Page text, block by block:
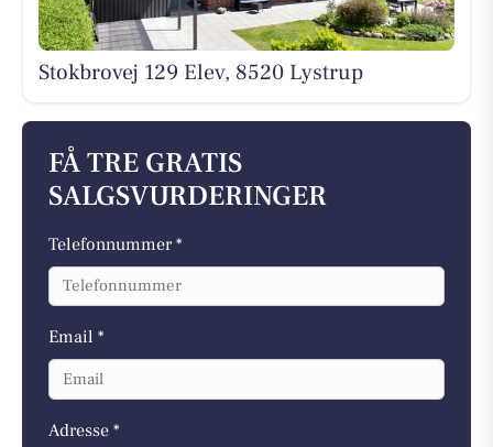
Stokbrovej 129 Elev, 8520 Lystrup
FÅ TRE GRATIS
SALGSVURDERINGER
Telefonnummer *
Email *
Adresse *